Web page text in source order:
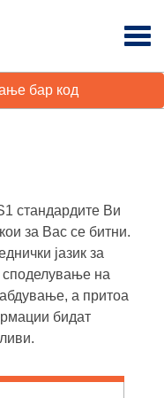
бар код
стандардите Ви
за Вас се битни.
јазик за
споделување на
а притоа
бидат